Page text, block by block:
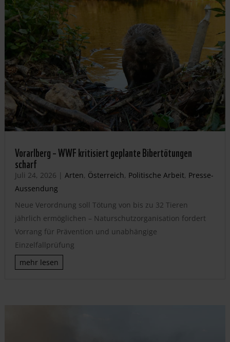
Vorarlberg – WWF kritisiert geplante Bibertötungen
scharf
Juli 24, 2026 | Arten, Österreich, Politische Arbeit, Presse-
Aussendung
Neue Verordnung soll Tötung von bis zu 32 Tieren
jährlich ermöglichen – Naturschutzorganisation fordert
Vorrang für Prävention und unabhängige
Einzelfallprüfung
mehr lesen